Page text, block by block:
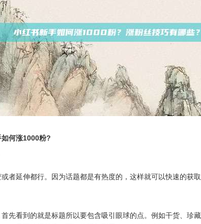
何涨1000粉?
者延伸都行。因为话题都是有热度的，这样就可以快速的获取
先看到的就是标题所以要包含吸引眼球的点。例如干货、珍